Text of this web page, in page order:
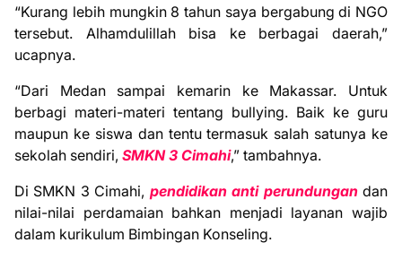
“Kurang lebih mungkin 8 tahun saya bergabung di NGO
tersebut. Alhamdulillah bisa ke berbagai daerah,”
ucapnya.
“Dari Medan sampai kemarin ke Makassar. Untuk
berbagi materi-materi tentang bullying. Baik ke guru
maupun ke siswa dan tentu termasuk salah satunya ke
sekolah sendiri, SMKN 3 Cimahi,” tambahnya.
Di SMKN 3 Cimahi, pendidikan anti perundungandan
nilai-nilai perdamaian bahkan menjadi layanan wajib
dalam kurikulum Bimbingan Konseling.